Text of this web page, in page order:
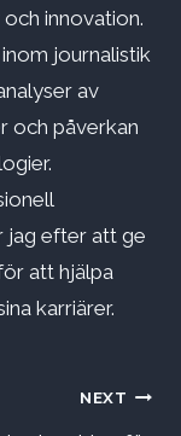
innovation.
journalistik
av
och påverkan
jag efter att ge
att hjälpa
karriärer.
NEXT